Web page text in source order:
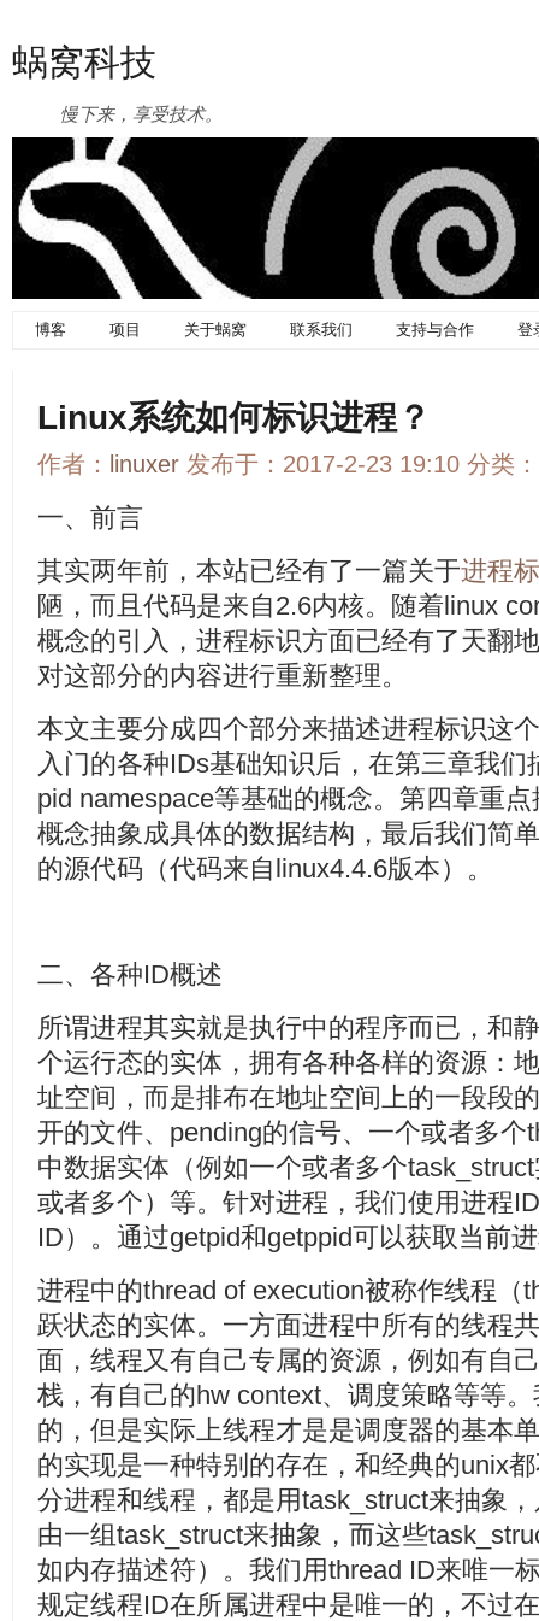
蜗窝科技
慢下来，享受技术。
博客 项目 关于蜗窝 联系我们 支持与合作 登
Linux系统如何标识进程？
作者： linuxer 发布于：2017-2-23 19:10 分类：
一、前言
其实两年前，本站已经有了一篇关于进程
陋，而且代码是来自2.6内核。随着linux
概念的引入，进程标识方面已经有了天翻
对这部分的内容进行重新整理。
本文主要分成四个部分来描述进程标识这
入门的各种IDs基础知识后，在第三章我们
pid namespace等基础的概念。第四章重
概念抽象成具体的数据结构，最后我们简
的源代码（代码来自linux4.4.6版本）。
二、各种ID概述
所谓进程其实就是执行中的程序而已，和
个运行态的实体，拥有各种各样的资源：
址空间，而是排布在地址空间上的一段段
开的文件、pending的信号、一个或者多个
中数据实体（例如一个或者多个
或者多个）等。针对进程，我们使用进程
ID）。通过getpid和getppid可以获取当前
进程中的thread of execution被称作线程（
跃状态的实体。一方面进程中所有的线程
面，线程又有自己专属的资源，例如有自
栈，有自己的hw context、调度策略等等
的，但是实际上线程才是是调度器的基本
的实现是一种特别的存在，和经典的unix
分进程和线程，都是用task_struct来抽象
由一组task_struct来抽象，而这些
如内存描述符）。我们用thread ID来唯一
规定线程ID在所属进程中是唯一的，不过